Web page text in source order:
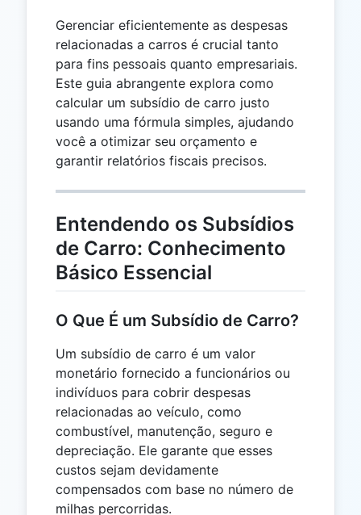
Gerenciar eficientemente as despesas
relacionadas a carros é crucial tanto
para fins pessoais quanto empresariais.
Este guia abrangente explora como
calcular um subsídio de carro justo
usando uma fórmula simples, ajudando
você a otimizar seu orçamento e
garantir relatórios fiscais precisos.
Entendendo os Subsídios
de Carro: Conhecimento
Básico Essencial
O Que É um Subsídio de Carro?
Um subsídio de carro é um valor
monetário fornecido a funcionários ou
indivíduos para cobrir despesas
relacionadas ao veículo, como
combustível, manutenção, seguro e
depreciação. Ele garante que esses
custos sejam devidamente
compensados com base no número de
milhas percorridas.